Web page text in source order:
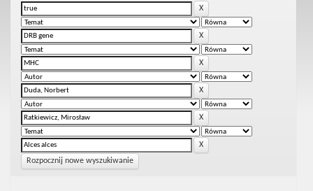
Rozpocznij nowe wyszukiwanie